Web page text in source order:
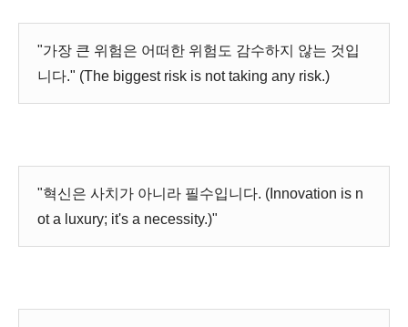
"가장 큰 위험은 어떠한 위험도 감수하지 않는 것입
니다." (The biggest risk is not taking any risk.)
"혁신은 사치가 아니라 필수입니다. (Innovation is n
ot a luxury; it's a necessity.)"